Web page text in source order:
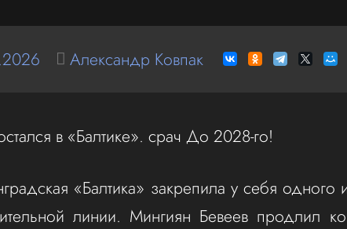
Александр Ковпак
в «Балтике». срач До 2028-го!
«Балтика» закрепила у себя одного
линии. Мингиян Бевеев продлил